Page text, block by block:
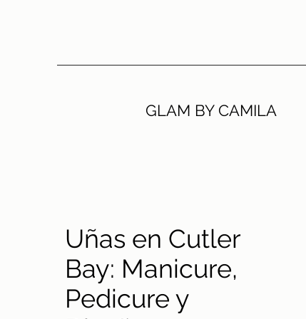
GLAM BY CAMILA
Uñas en Cutler
Bay: Manicure,
Pedicure y